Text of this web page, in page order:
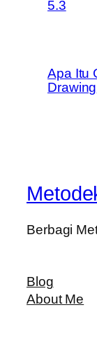
5.3
Apa Itu
Drawing
Berbagi
Blog
About Me